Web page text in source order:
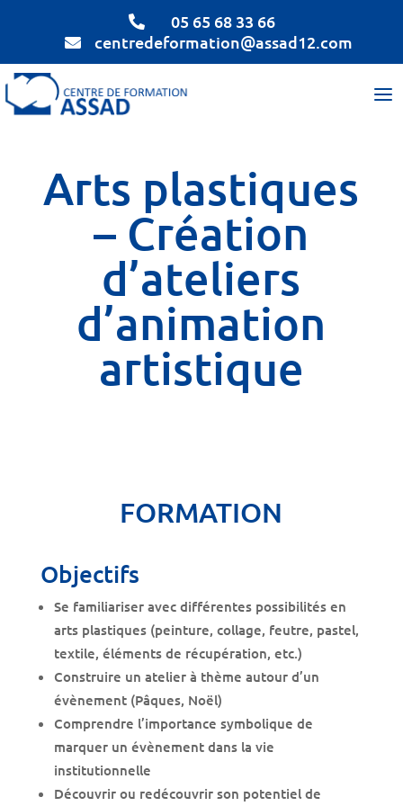
 05 65 68 33 66
 centredeformation@assad12.com
Arts plastiques
– Création
d’ateliers
d’animation
artistique
FORMATION
Objectifs
Se familiariser avec différentes possibilités en
arts plastiques (peinture, collage, feutre, pastel,
textile, éléments de récupération, etc.)
Construire un atelier à thème autour d’un
évènement (Pâques, Noël)
Comprendre l’importance symbolique de
marquer un évènement dans la vie
institutionnelle
Découvrir ou redécouvrir son potentiel de